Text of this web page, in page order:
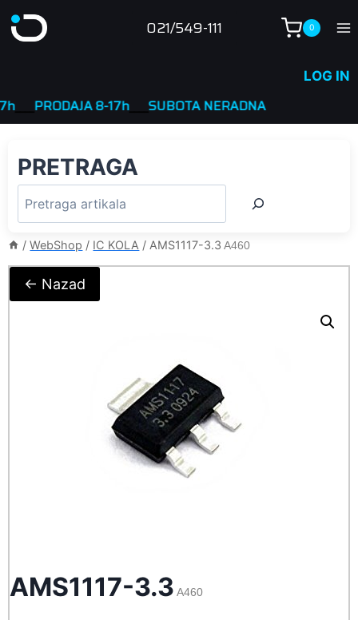
to
021/549-111 0
LOG IN
PRODAJA 8-17h____SUBOTA NERADNA
PRETRAGA
/ WebShop / IC KOLA / AMS1117-3.3 A460
← Nazad
AMS1117-3.3 A460